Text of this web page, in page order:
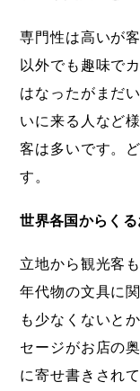
専門性は高いが
以外でも趣味で
はなったがまだ
いに来る人など
客は多いです。
す。
世界各国からく
立地から観光客
年代物の文具に
も少なくないと
セージがお店の
に寄せ書きされ